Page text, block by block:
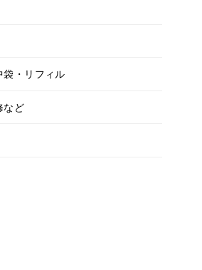
袋・リフィル
など